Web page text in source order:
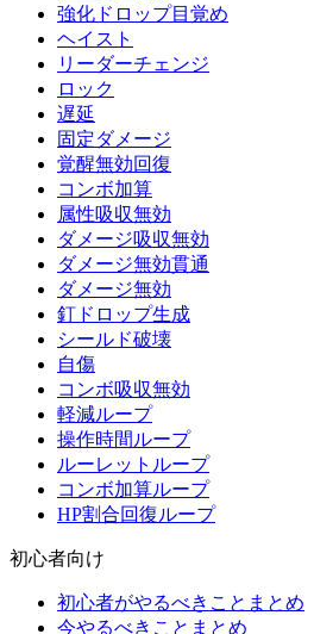
強化ドロップ目覚め
ヘイスト
リーダーチェンジ
ロック
遅延
固定ダメージ
覚醒無効回復
コンボ加算
属性吸収無効
ダメージ吸収無効
ダメージ無効貫通
ダメージ無効
釘ドロップ生成
シールド破壊
自傷
コンボ吸収無効
軽減ループ
操作時間ループ
ルーレットループ
コンボ加算ループ
HP割合回復ループ
初心者向け
初心者がやるべきことまとめ
今やるべきことまとめ